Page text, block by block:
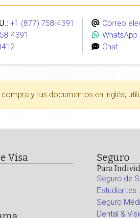
+1 (877) 758-4391
4391
Correo
WhatsApp
Chat
y tus documentos en inglés,
Visa Seguro
Para
Seguro de
Estudiantes
Seguro
Dental &